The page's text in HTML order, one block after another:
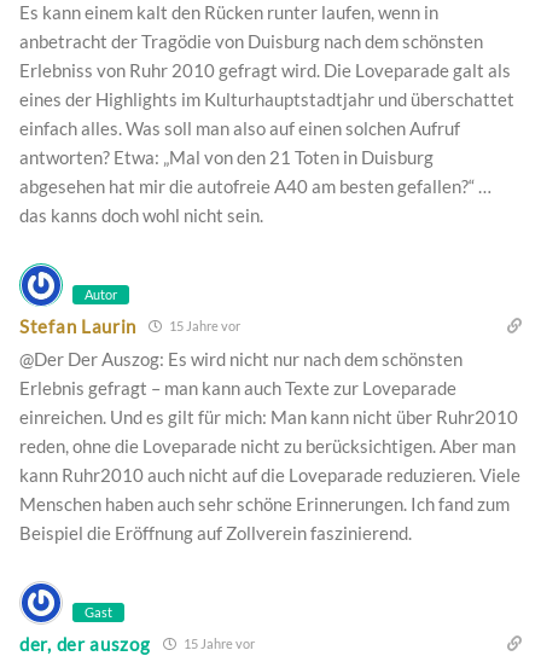
Es kann einem kalt den Rücken runter laufen, wenn in
anbetracht der Tragödie von Duisburg nach dem schönsten
Erlebniss von Ruhr 2010 gefragt wird. Die Loveparade galt als
eines der Highlights im Kulturhauptstadtjahr und überschattet
einfach alles. Was soll man also auf einen solchen Aufruf
antworten? Etwa: „Mal von den 21 Toten in Duisburg
abgesehen hat mir die autofreie A40 am besten gefallen?“ …
das kanns doch wohl nicht sein.
Autor
Stefan Laurin 15 Jahre vor
@Der Der Auszog: Es wird nicht nur nach dem schönsten
Erlebnis gefragt – man kann auch Texte zur Loveparade
einreichen. Und es gilt für mich: Man kann nicht über Ruhr2010
reden, ohne die Loveparade nicht zu berücksichtigen. Aber man
kann Ruhr2010 auch nicht auf die Loveparade reduzieren. Viele
Menschen haben auch sehr schöne Erinnerungen. Ich fand zum
Beispiel die Eröffnung auf Zollverein faszinierend.
Gast
der, der auszog 15 Jahre vor